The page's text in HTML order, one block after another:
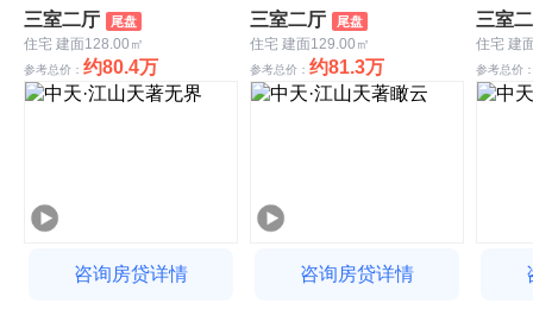
三室二厅 尾盘
住宅 建面128.00㎡
参考总价： 约80.4万
咨询房贷详情
三室二厅 尾盘
住宅 建面129.00㎡
参考总价： 约81.3万
咨询房贷详情
三室
住宅 建
参考总价